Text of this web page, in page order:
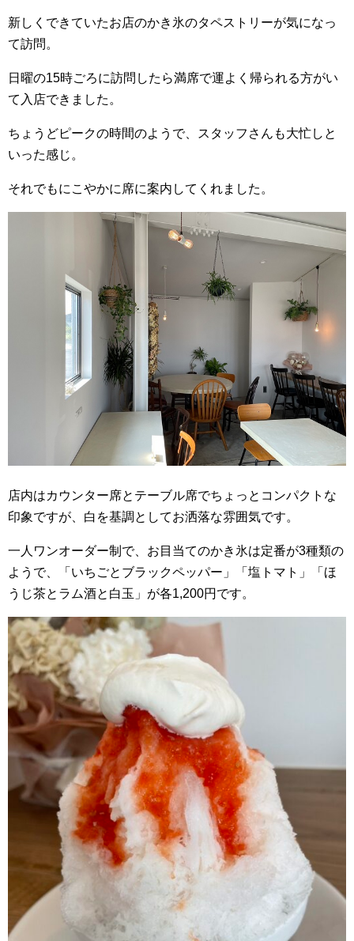
新しくできていたお店のかき氷のタペストリーが気になっ
て訪問。
日曜の15時ごろに訪問したら満席で運よく帰られる方がい
て入店できました。
ちょうどピークの時間のようで、スタッフさんも大忙しと
いった感じ。
それでもにこやかに席に案内してくれました。
店内はカウンター席とテーブル席でちょっとコンパクトな
印象ですが、白を基調としてお洒落な雰囲気です。
一人ワンオーダー制で、お目当てのかき氷は定番が3種類の
ようで、「いちごとブラックペッパー」「塩トマト」「ほ
うじ茶とラム酒と白玉」が各1,200円です。